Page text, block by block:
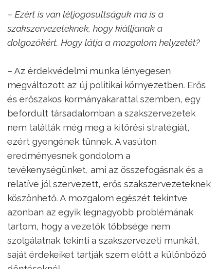
– Ezért is van létjogosultságuk ma is a
szakszervezeteknek, hogy kiálljanak a
dolgozókért. Hogy látja a mozgalom helyzetét?
– Az érdekvédelmi munka lényegesen
megváltozott az új politikai környezetben. Erős
és erőszakos kormányakarattal szemben, egy
befordult társadalomban a szakszervezetek
nem találták még meg a kitörési stratégiát,
ezért gyengének tűnnek. A vasúton
eredményesnek gondolom a
tevékenységünket, ami az összefogásnak és a
relatíve jól szervezett, erős szakszervezeteknek
köszönhető. A mozgalom egészét tekintve
azonban az egyik legnagyobb problémának
tartom, hogy a vezetők többsége nem
szolgálatnak tekinti a szakszervezeti munkát,
saját érdekeiket tartják szem előtt a különböző